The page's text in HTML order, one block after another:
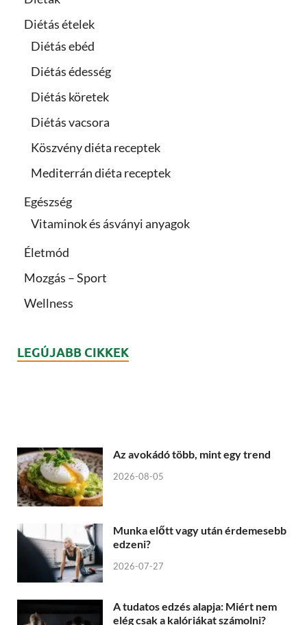
Diétás ételek
Diétás ebéd
Diétás édesség
Diétás köretek
Diétás vacsora
Köszvény diéta receptek
Mediterrán diéta receptek
Egészség
Vitaminok és ásványi anyagok
Életmód
Mozgás – Sport
Wellness
LEGÚJABB CIKKEK
Az avokádó több, mint egy trend
2026-08-05
Munka előtt vagy után érdemesebb
edzeni?
2026-07-27
A tudatos edzés alapja: Miért nem
elég csak a kalóriákat számolni?